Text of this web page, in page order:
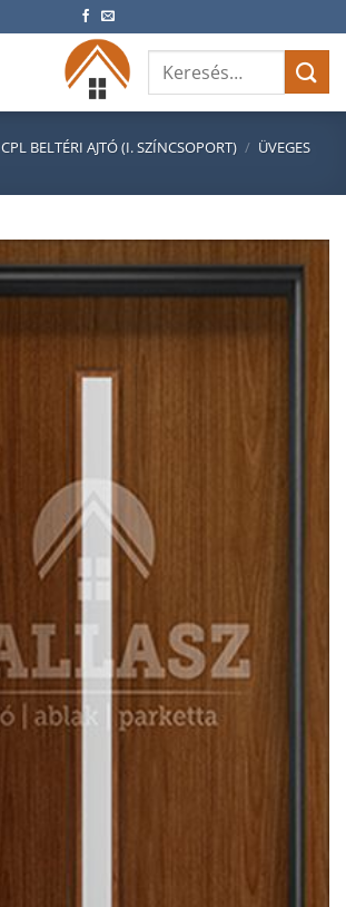
Keresés
következőre:
CPL BELTÉRI AJTÓ (I. SZÍNCSOPORT) / ÜVEGES